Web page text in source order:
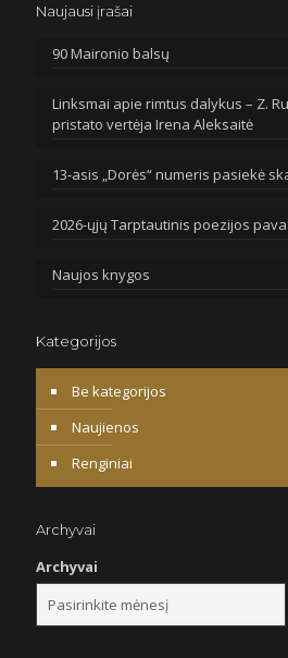
Naujausi įrašai
90 Maironio balsų
Linksmai apie rimtus dalykus – Z.
pristato vertėja Irena Aleksaitė
13-asis „Dorės“ numeris pasiekė
2026-ųjų Tarptautinis poezijos
Naujos knygos
Kategorijos
Be kategorijos
Naujienos
Renginiai
Archyvai
Archyvai